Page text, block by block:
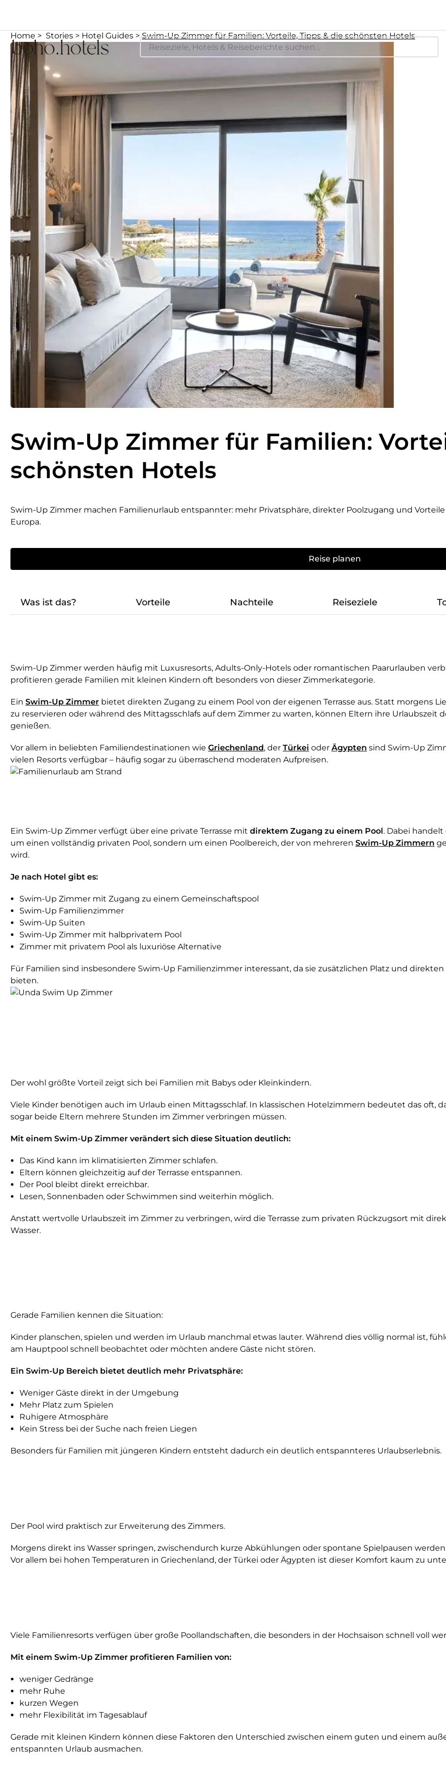
Home Stories Hotel Guides Swim-Up Zimmer für Familien: Vorteile, Tipps & die schönsten Hotels
Swim-Up Zimmer für Familien:
schönsten Hotels
Swim-Up Zimmer machen Familienurlaub entspannter: mehr Privatsphäre, direkter Poolzugang und
Europa.
Reise planen
Was ist das? Vorteile Nachteile Reiseziele
Swim-Up Zimmer werden häufig mit Luxusresorts, Adults-Only-Hotels oder romantischen Paarurlauben
profitieren gerade Familien mit kleinen Kindern oft besonders von dieser Zimmerkategorie.
Ein Swim-Up Zimmer bietet direkten Zugang zu einem Pool von der eigenen Terrasse aus. Statt morgens
zu reservieren oder während des Mittagsschlafs auf dem Zimmer zu warten, können Eltern ihre Urlaubszeit
genießen.
Vor allem in beliebten Familiendestinationen wie Griechenland, der Türkei oder Ägypten sind Swim-Up
vielen Resorts verfügbar – häufig sogar zu überraschend moderaten Aufpreisen.
Ein Swim-Up Zimmer verfügt über eine private Terrasse mit direktem Zugang zu einem Pool. Dabei
um einen vollständig privaten Pool, sondern um einen Poolbereich, der von mehreren Swim-Up Zimmern
wird.
Je nach Hotel gibt es:
Swim-Up Zimmer mit Zugang zu einem Gemeinschaftspool
Swim-Up Familienzimmer
Swim-Up Suiten
Swim-Up Zimmer mit halbprivatem Pool
Zimmer mit privatem Pool als luxuriöse Alternative
Für Familien sind insbesondere Swim-Up Familienzimmer interessant, da sie zusätzlichen Platz und
bieten.
Der wohl größte Vorteil zeigt sich bei Familien mit Babys oder Kleinkindern.
Viele Kinder benötigen auch im Urlaub einen Mittagsschlaf. In klassischen Hotelzimmern bedeutet das oft,
sogar beide Eltern mehrere Stunden im Zimmer verbringen müssen.
Mit einem Swim-Up Zimmer verändert sich diese Situation deutlich:
Das Kind kann im klimatisierten Zimmer schlafen.
Eltern können gleichzeitig auf der Terrasse entspannen.
Der Pool bleibt direkt erreichbar.
Lesen, Sonnenbaden oder Schwimmen sind weiterhin möglich.
Anstatt wertvolle Urlaubszeit im Zimmer zu verbringen, wird die Terrasse zum privaten Rückzugsort mit
Wasser.
Gerade Familien kennen die Situation:
Kinder planschen, spielen und werden im Urlaub manchmal etwas lauter. Während dies völlig normal ist,
am Hauptpool schnell beobachtet oder möchten andere Gäste nicht stören.
Ein Swim-Up Bereich bietet deutlich mehr Privatsphäre:
Weniger Gäste direkt in der Umgebung
Mehr Platz zum Spielen
Ruhigere Atmosphäre
Kein Stress bei der Suche nach freien Liegen
Besonders für Familien mit jüngeren Kindern entsteht dadurch ein deutlich entspannteres Urlaubserlebnis.
Der Pool wird praktisch zur Erweiterung des Zimmers.
Morgens direkt ins Wasser springen, zwischendurch kurze Abkühlungen oder spontane Spielpausen
Vor allem bei hohen Temperaturen in Griechenland, der Türkei oder Ägypten ist dieser Komfort kaum zu
Viele Familienresorts verfügen über große Poollandschaften, die besonders in der Hochsaison schnell voll
Mit einem Swim-Up Zimmer profitieren Familien von:
weniger Gedränge
mehr Ruhe
kurzen Wegen
mehr Flexibilität im Tagesablauf
Gerade mit kleinen Kindern können diese Faktoren den Unterschied zwischen einem guten und einem
entspannten Urlaub ausmachen.